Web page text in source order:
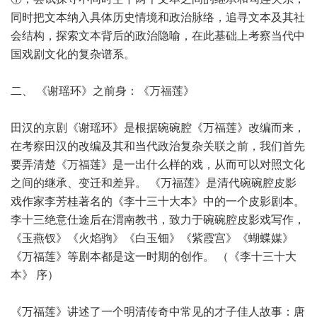
同时把文本纳入具体历史情境和政治脉络，追寻文本及其社
会结构，探索文本背后的政治隐喻，在此基础上考察当代中
国戏剧文化的复杂谱系。
二、 《谢瑶环》之前身：《万福莲》
田汉的京剧《谢瑶环》是根据碗碗腔《万福莲》改编而来，
在考察田汉的改编及其和当代政治复杂关联之前，我们首先
要弄清楚《万福莲》是一出什么样的戏，从而可以对照文化
之间的继承、变迁和差异。 《万福莲》是清代碗碗腔皮影
戏作家李芳桂著名的《李十三十大本》中的一个皮影剧本。
李十三绝意仕途后在渭南教书，致力于碗碗腔皮影戏写作，
《玉燕钗》《火焰驹》《白玉钿》《紫霞宫》《蝴蝶媒》
《万福莲》等剧本都是这一时期的创作。 （《李十三十大
本》 序）
《万福莲》讲述了一个明清传奇中常见的才子佳人故事：唐